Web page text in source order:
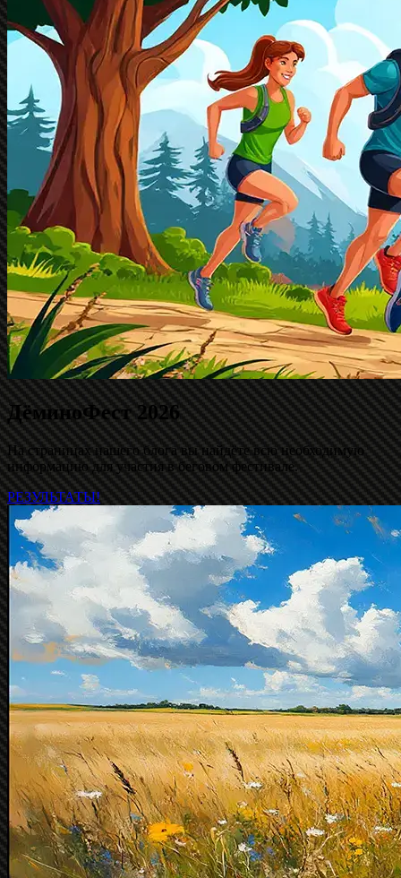
ДёминоФест 2026
На страницах нашего блога вы найдёте всю необходимую
информацию для участия в беговом фестивале.
РЕЗУЛЬТАТЫ!